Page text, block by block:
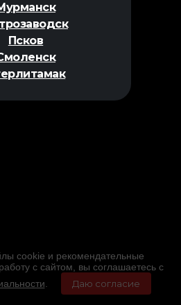
Псков
cookie и рекомендательные
с сайтом, вы соглашаетесь с
Даю согласие